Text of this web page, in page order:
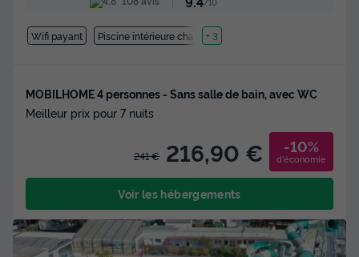
Wifi payant Piscine intérieure chauffée
+ 3
MOBILHOME 4 personnes - Sans salle de bain, avec WC
Meilleur prix pour 7 nuits
241 € 216,90 € -10%
d'économie
Voir les hébergements